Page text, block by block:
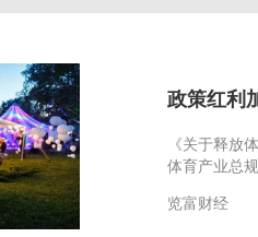
政策红利
《关于释放
体育产业总
览富财经